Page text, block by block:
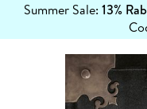
Summer Sale: 13%
erfahren